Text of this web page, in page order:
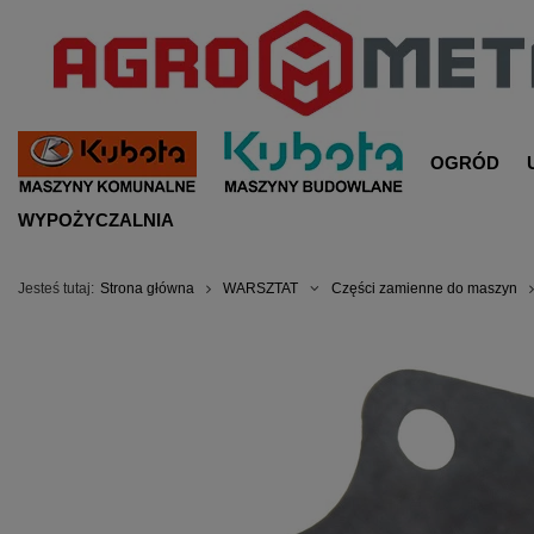
OGRÓD
WYPOŻYCZALNIA
Jesteś tutaj: Strona główna WARSZTAT Części zamienne do maszyn